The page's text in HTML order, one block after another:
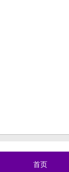
首页